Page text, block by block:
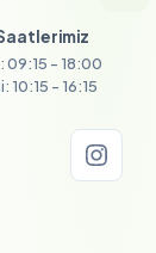
09:15 - 18:00
10:15 - 16:15